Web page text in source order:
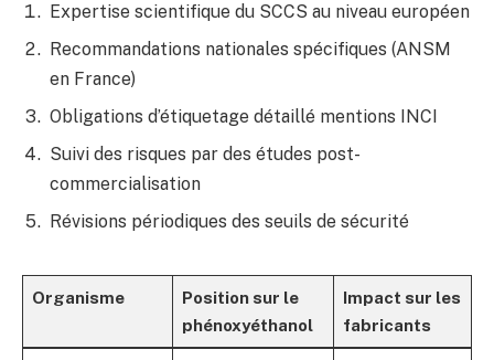
Expertise scientifique du SCCS au niveau européen
Recommandations nationales spécifiques (ANSM
en France)
Obligations d’étiquetage détaillé mentions INCI
Suivi des risques par des études post-
commercialisation
Révisions périodiques des seuils de sécurité
Organisme
Position sur le
phénoxyéthanol
Impact sur les
fabricants